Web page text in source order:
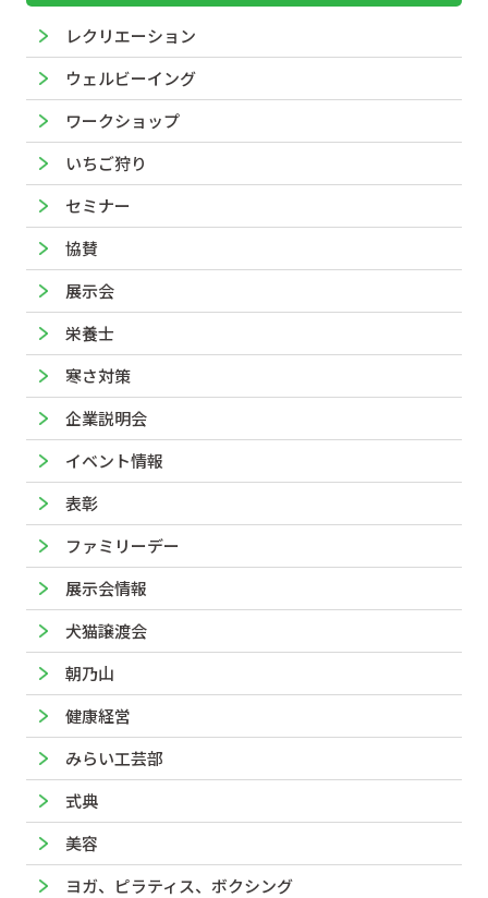
レクリエーション
ウェルビーイング
ワークショップ
いちご狩り
セミナー
協賛
展示会
栄養士
寒さ対策
企業説明会
イベント情報
表彰
ファミリーデー
展示会情報
犬猫譲渡会
朝乃山
健康経営
みらい工芸部
式典
美容
ヨガ、ピラティス、ボクシング